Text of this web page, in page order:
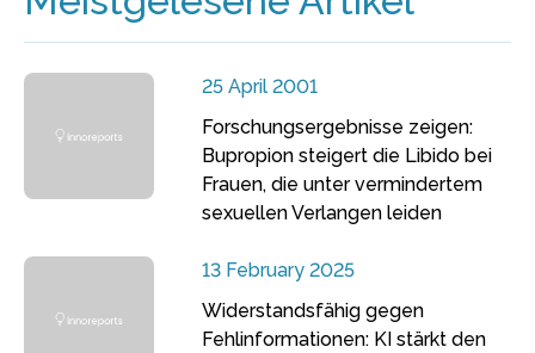
25 April 2001
Forschungsergebnisse zeigen:
Bupropion steigert die Libido bei
Frauen, die unter vermindertem
sexuellen Verlangen leiden
13 February 2025
Widerstandsfähig gegen
Fehlinformationen: KI stärkt den